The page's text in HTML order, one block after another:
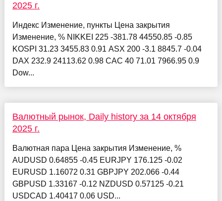
2025 г.
Индекс Изменение, пункты Цена закрытия
Изменение, % NIKKEI 225 -381.78 44550.85 -0.85
KOSPI 31.23 3455.83 0.91 ASX 200 -3.1 8845.7 -0.04
DAX 232.9 24113.62 0.98 CAC 40 71.01 7966.95 0.9
Dow...
Валютный рынок, Daily history за 14 октября
2025 г.
Валютная пара Цена закрытия Изменение, %
AUDUSD 0.64855 -0.45 EURJPY 176.125 -0.02
EURUSD 1.16072 0.31 GBPJPY 202.066 -0.44
GBPUSD 1.33167 -0.12 NZDUSD 0.57125 -0.21
USDCAD 1.40417 0.06 USD...